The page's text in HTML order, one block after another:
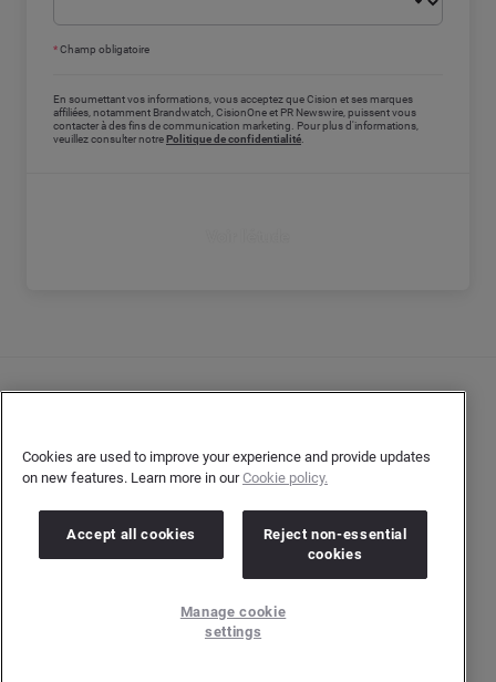
*Champ obligatoire
En soumettant vos informations, vous acceptez que Cision et ses marques
affiliées, notamment Brandwatch, CisionOne et PR Newswire, puissent vous
contacter à des fins de communication marketing. Pour plus d'informations,
veuillez consulter notrePolitique de confidentialité.
Politique de confidentialité
Confidentialité de l’auteur
Copyright © 2026 Brandwatch. Tous droits réservés.
Cision Group Ltd, 7th Floor, 5 Churchill Place, Canary Wharf, London, E14 5HU
Company number: 03898053 | N° TVA Intracommunautaire : GB 754 750 710
Cookies are used to improve your experience and provide updates
on new features. Learn more in ourCookie policy.
Accept all cookies
Reject non-essential
cookies
Manage cookie
settings